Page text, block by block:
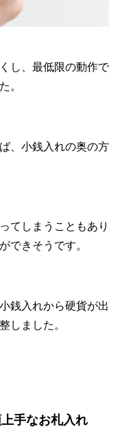
し、最低限の動作で
。
、小銭入れの奥の方
てしまうこともあり
できそうです。
銭入れから硬貨が出
しました。
手なお札入れ